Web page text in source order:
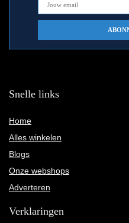
Snelle links
Home
Alles winkelen
Blogs
Onze webshops
Adverteren
Verklaringen